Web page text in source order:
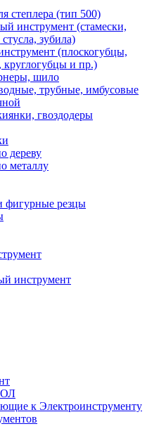
степлера (тип 500)
инструмент (стамески,
зубила)
(плоскогубцы,
круглогубцы и пр.)
шило
трубные, имбусовые
гвоздодеры
дереву
металлу
фигурные резцы
инструмент
к Электроинструменту